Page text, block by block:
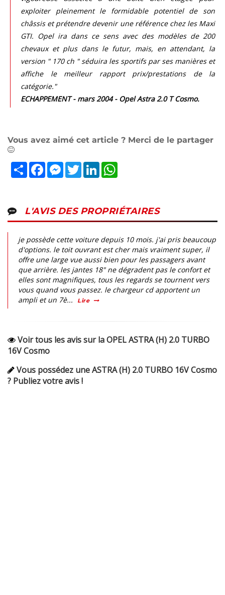
exploiter pleinement le formidable potentiel de son
châssis et prétendre devenir une référence chez les Maxi
GTI. Opel ira dans ce sens avec des modèles de 200
chevaux et plus dans le futur, mais, en attendant, la
version " 170 ch " séduira les sportifs par ses manières et
affiche le meilleur rapport prix/prestations de la
catégorie."
ECHAPPEMENT - mars 2004 - Opel Astra 2.0 T Cosmo.
Vous avez aimé cet article ? Merci de le partager
PartagerFacebookMessenger
TwitterLinkedIn
L'AVIS DES PROPRIÉTAIRES
je possède cette voiture depuis 10 mois. j'ai pris beaucoup
d'options. le toit ouvrant est cher mais vraiment super, il
offre une large vue aussi bien pour les passagers avant
que arrière. les jantes 18" ne dégradent pas le confort et
elles sont magnifiques, tous les regards se tournent vers
vous quand vous passez. le chargeur cd apportent un
ampli et un 7è...
Lire
Voir tous les avis sur la OPEL ASTRA (H) 2.0 TURBO
16V Cosmo
Vous possédez une ASTRA (H) 2.0 TURBO 16V Cosmo
? Publiez votre avis !